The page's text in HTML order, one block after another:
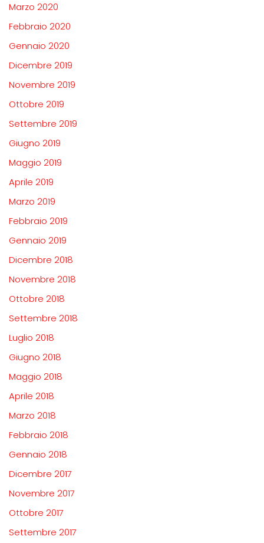
Marzo 2020
Febbraio 2020
Gennaio 2020
Dicembre 2019
Novembre 2019
Ottobre 2019
Settembre 2019
Giugno 2019
Maggio 2019
Aprile 2019
Marzo 2019
Febbraio 2019
Gennaio 2019
Dicembre 2018
Novembre 2018
Ottobre 2018
Settembre 2018
Luglio 2018
Giugno 2018
Maggio 2018
Aprile 2018
Marzo 2018
Febbraio 2018
Gennaio 2018
Dicembre 2017
Novembre 2017
Ottobre 2017
Settembre 2017